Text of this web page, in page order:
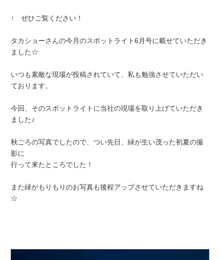
↑ ぜひご覧ください！
タカショーさんの今月のスポットライト6月号に載せていただき
ました☆
いつも素敵な現場が投稿されていて、私も勉強させていただい
ております。
今回、そのスポットライトに当社の現場を取り上げていただき
ました♪
秋ごろの写真でしたので、つい先日、緑が生い茂った初夏の撮
影に
行って来たところでした！
また緑がもりもりのお写真も後程アップさせていただきますね
☆